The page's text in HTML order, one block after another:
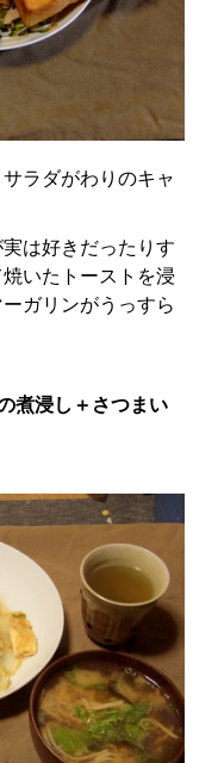
ラダがわりのキャ
は好きだったりす
いたトーストを浸
ガリンがうっすら
煮浸し＋さつまい